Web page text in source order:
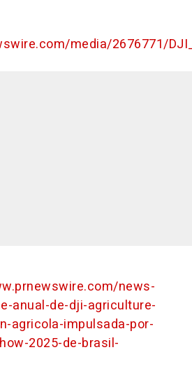
media/2676771/
news-
anual-de-dji-agriculture-
agricola-impulsada-por-
2025-de-brasil-